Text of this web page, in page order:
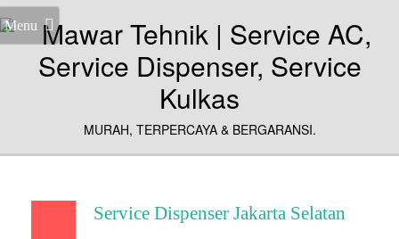
Menu
MURAH, TERPERCAYA & BERGARANSI.
Service Dispenser Jakarta Selatan